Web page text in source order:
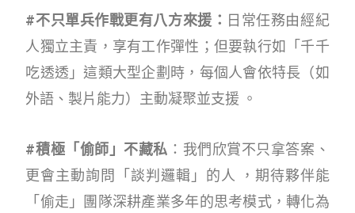
#不只單兵作戰更有八方來援： 日常任務由經紀
人獨立主責，享有工作彈性；但要執行如「千千
吃透透」這類大型企劃時，每個人會依特長（如
外語、製片能力）主動凝聚並支援 。
#積極「偷師」不藏私 ：我們欣賞不只拿答案、
更會主動詢問「談判邏輯」的人 ，期待夥伴能
「偷走」團隊深耕產業多年的思考模式，轉化為